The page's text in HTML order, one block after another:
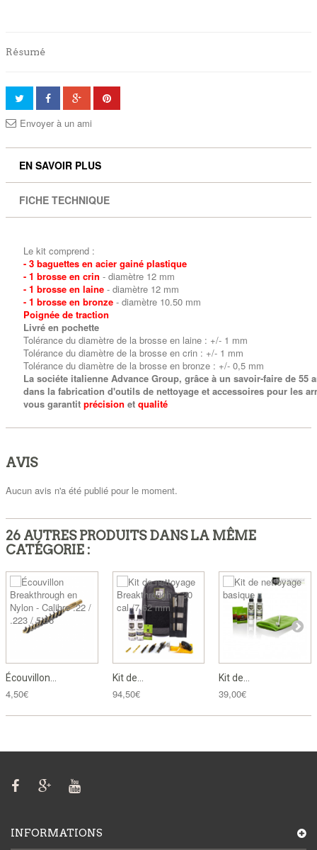
Résumé
Envoyer à un ami
EN SAVOIR PLUS
FICHE TECHNIQUE
Le kit comprend :
- 3 baguettes en acier gainé plastique
- 1 brosse en crin - diamètre 12 mm
- 1 brosse en laine - diamètre 12 mm
- 1 brosse en bronze - diamètre 10.50 mm
Poignée de traction
Livré en pochette
Tolérance du diamètre de la brosse en laine : +/- 1 mm
Tolérance du diamètre de la brosse en crin : +/- 1 mm
Tolérance du diamètre de la brosse en bronze : +/- 0,5 mm
La sociéte italienne Advance Group, grâce à un savoir-faire de 55
dans la fabrication d'outils de nettoyage et accessoires pour les
vous garantit précision et qualité
AVIS
Aucun avis n'a été publié pour le moment.
26 AUTRES PRODUITS DANS LA MÊME
CATÉGORIE :
Écouvillon...
4,50€
Kit de...
94,50€
Kit de...
39,00€
INFORMATIONS